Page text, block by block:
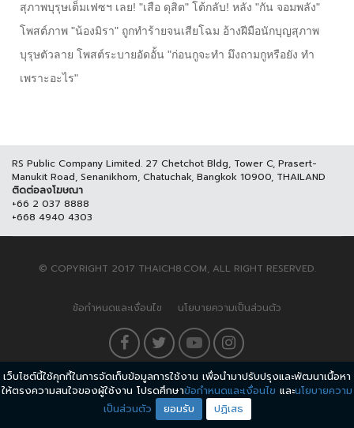
สุภาพบุรุษเต็มเฟซฯ เลย! "เสือ ดุสิต" โต้กลับ! หลัง "กัน จอมพลัง"
โพสต์ภาพ "น้องมิรา" ถูกทำร้ายจนเสียโฉม อ้างฝีมือนักบุญสุภาพ
บุรุษตัวลาย โพสต์ระบายอัดอั้น "ก่อนกูจะทำ มึงถามกูหรือยัง ทำ
เพราะอะไร"
RS Public Company Limited. 27 Chetchot Bldg, Tower C, Prasert-
Manukit Road, Senanikhom, Chatuchak, Bangkok 10900, THAILAND
ติดต่อลงโฆษณา
+66 2 037 8888
+668 4940 4303
© COPYRIGHT 2017 THAICH8.COM, ALL RIGHT RESERVED.
ข้อกำหนดและเงื่อนไข นโยบายความเป็นส่วนตัว
เว็บไซต์นี้ใช้คุกกี้ในการจัดเก็บข้อมูลการใช้งาน เพื่อนำมาปรับปรุงและพัฒนาเนื้อหา
ให้ตรงความสนใจของผู้ใช้งาน โปรดศึกษาข้อกำหนดและเงื่อนไข และนโยบายความ
เป็นส่วนตัว
ยอมรับ ปฏิเสธ